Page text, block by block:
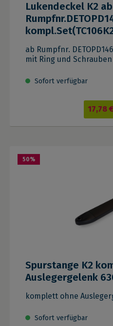
Lukendeckel K2 ab
ab Rumpfnr.
mit Ring und Schrauben
Sofort verfügbar
17,78
50%
Spurstange K2
Auslegergelenk
komplett ohne
Sofort verfügbar